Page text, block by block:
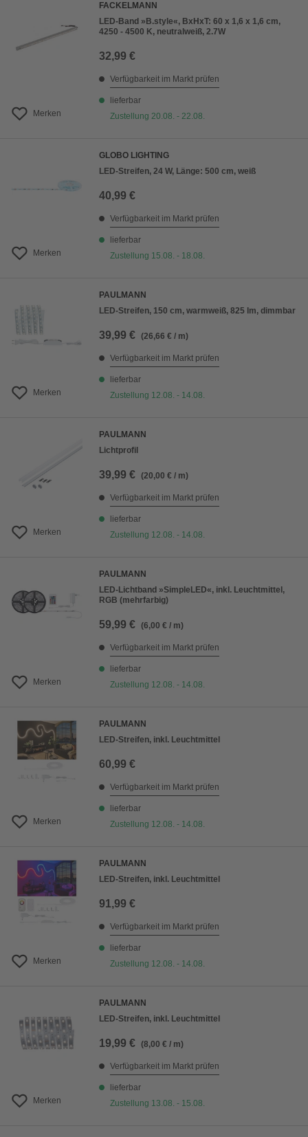
Merken
FACKELMANN
LED-Band »B.style«, BxHxT: 60 x 1,6 x 1,6 cm,
4250 - 4500 K, neutralweiß, 2.7W
32,99 €
Verfügbarkeit im Markt prüfen
lieferbar
Zustellung 20.08. - 22.08.
Merken
GLOBO LIGHTING
LED-Streifen, 24 W, Länge: 500 cm, weiß
40,99 €
Verfügbarkeit im Markt prüfen
lieferbar
Zustellung 15.08. - 18.08.
Merken
PAULMANN
LED-Streifen, 150 cm, warmweiß, 825 lm, dimmbar
39,99 € (26,66 € / m)
Verfügbarkeit im Markt prüfen
lieferbar
Zustellung 12.08. - 14.08.
Merken
PAULMANN
Lichtprofil
39,99 € (20,00 € / m)
Verfügbarkeit im Markt prüfen
lieferbar
Zustellung 12.08. - 14.08.
Merken
PAULMANN
LED-Lichtband »SimpleLED«, inkl. Leuchtmittel,
RGB (mehrfarbig)
59,99 € (6,00 € / m)
Verfügbarkeit im Markt prüfen
lieferbar
Zustellung 12.08. - 14.08.
Merken
PAULMANN
LED-Streifen, inkl. Leuchtmittel
60,99 €
Verfügbarkeit im Markt prüfen
lieferbar
Zustellung 12.08. - 14.08.
Merken
PAULMANN
LED-Streifen, inkl. Leuchtmittel
91,99 €
Verfügbarkeit im Markt prüfen
lieferbar
Zustellung 12.08. - 14.08.
Merken
PAULMANN
LED-Streifen, inkl. Leuchtmittel
19,99 € (8,00 € / m)
Verfügbarkeit im Markt prüfen
lieferbar
Zustellung 13.08. - 15.08.